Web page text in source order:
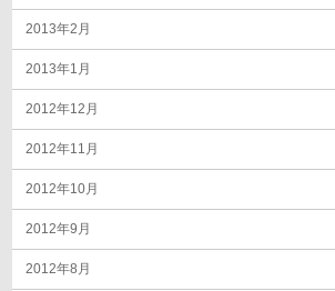
2013年2月
2013年1月
2012年12月
2012年11月
2012年10月
2012年9月
2012年8月